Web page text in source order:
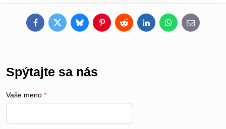
FacebookTwitterBlueskyPinterestRedditLinkedInWhatsApp
E-
mail
Spýtajte sa nás
Vaše meno *